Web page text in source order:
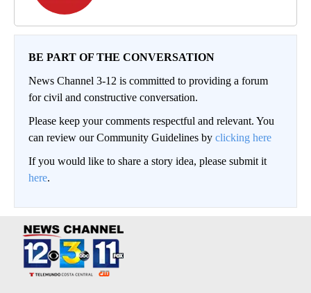
BE PART OF THE CONVERSATION
News Channel 3-12 is committed to providing a forum
for civil and constructive conversation.
Please keep your comments respectful and relevant. You
can review our Community Guidelines by clicking here
If you would like to share a story idea, please submit it
here.